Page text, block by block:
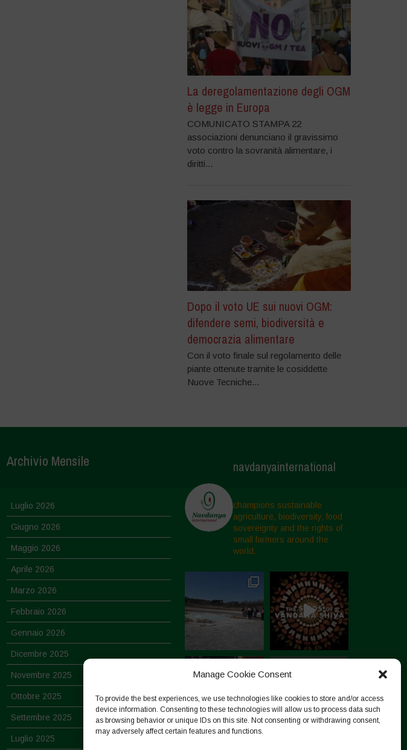
Manage Cookie Consent
To provide the best experiences, we use technologies like cookies to store and/or access
device information. Consenting to these technologies will allow us to process data such
as browsing behavior or unique IDs on this site. Not consenting or withdrawing consent,
may adversely affect certain features and functions.
La deregolamentazione degli OGM
è legge in Europa
COMUNICATO STAMPA 22
associazioni denunciano il gravissimo
voto contro la sovranità alimentare, i
diritti...
Dopo il voto UE sui nuovi OGM:
difendere semi, biodiversità e
democrazia alimentare
Con il voto finale sul regolamento delle
piante ottenute tramite le cosiddette
Nuove Tecniche...
Archivio Mensile
Luglio 2026
Giugno 2026
Maggio 2026
Aprile 2026
Marzo 2026
Febbraio 2026
Gennaio 2026
Dicembre 2025
Novembre 2025
Ottobre 2025
Settembre 2025
Luglio 2025
navdanyainternational
champions sustainable
agriculture, biodiversity, food
sovereignty and the rights of
small farmers around the
world.